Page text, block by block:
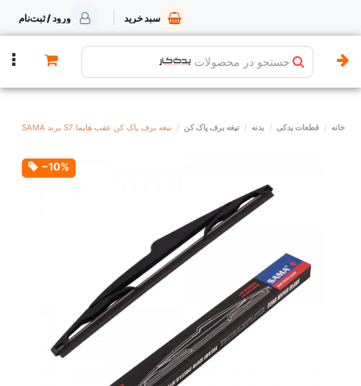
سبد خرید ورود / ثبت‌نام
جستجو در محصولات
خانه قطعات یدکی بدنه تیغه برف پاک کن تیغه برف پاک کن عقب هایما S7 برند SAMA
‎−10%